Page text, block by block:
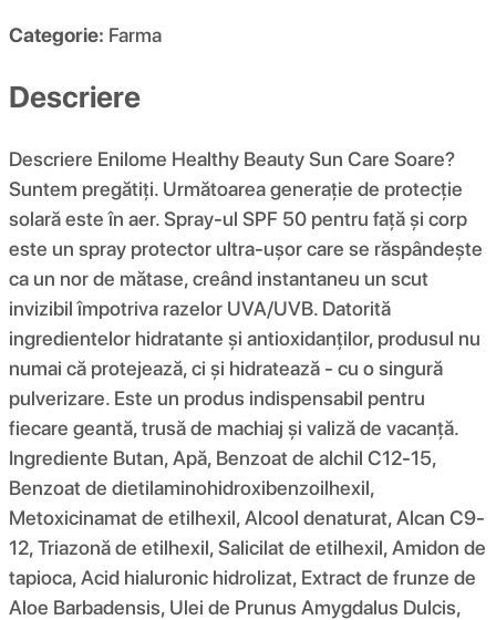
Categorie: Farma
Descriere
Descriere Enilome Healthy Beauty Sun Care Soare?
Suntem pregătiți. Următoarea generație de protecție
solară este în aer. Spray-ul SPF 50 pentru față și corp
este un spray protector ultra-ușor care se răspândește
ca un nor de mătase, creând instantaneu un scut
invizibil împotriva razelor UVA/UVB. Datorită
ingredientelor hidratante și antioxidanților, produsul nu
numai că protejează, ci și hidratează - cu o singură
pulverizare. Este un produs indispensabil pentru
fiecare geantă, trusă de machiaj și valiză de vacanță.
Ingrediente Butan, Apă, Benzoat de alchil C12-15,
Benzoat de dietilaminohidroxibenzoilhexil,
Metoxicinamat de etilhexil, Alcool denaturat, Alcan C9-
12, Triazonă de etilhexil, Salicilat de etilhexil, Amidon de
tapioca, Acid hialuronic hidrolizat, Extract de frunze de
Aloe Barbadensis, Ulei de Prunus Amygdalus Dulcis,